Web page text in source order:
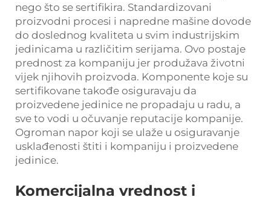
nego što se sertifikira. Standardizovani
proizvodni procesi i napredne mašine dovode
do doslednog kvaliteta u svim industrijskim
jedinicama u različitim serijama. Ovo postaje
prednost za kompaniju jer produžava životni
vijek njihovih proizvoda. Komponente koje su
sertifikovane takođe osiguravaju da
proizvedene jedinice ne propadaju u radu, a
sve to vodi u očuvanje reputacije kompanije.
Ogroman napor koji se ulaže u osiguravanje
usklađenosti štiti i kompaniju i proizvedene
jedinice.
Komercijalna vrednost i